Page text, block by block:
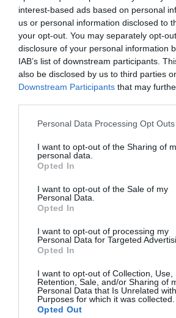
interest-based ads based on personal
us or personal information disclosed to
your opt-out. You may separately opt-
disclosure of your personal information
IAB’s list of downstream participants.
also be disclosed by us to third parties
Downstream Participants that may
Personal Data Processing Opt Outs
I want to opt-out of the Sharing of
personal data.
Opted In
I want to opt-out of the Sale of my
Personal Data.
Opted In
I want to opt-out of processing my
Personal Data for Targeted
Opted In
I want to opt-out of Collection, Use,
Retention, Sale, and/or Sharing of
Personal Data that Is Unrelated
Purposes for which it was collected.
Opted Out
TRANSFERÊNCIAS -
ÚLTIMOS
RESULTADOS
DO DIA